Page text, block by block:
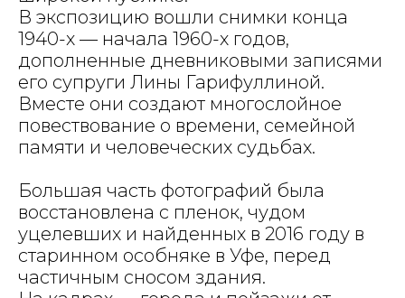
В экспозицию вошли снимки конца
1940-х — начала 1960-х годов,
дополненные дневниковыми записями
его супруги Лины Гарифуллиной.
Вместе они создают многослойное
повествование о времени, семейной
памяти и человеческих судьбах.
Большая часть фотографий была
восстановлена с пленок, чудом
уцелевших и найденных в 2016 году в
старинном особняке в Уфе, перед
частичным сносом здания.